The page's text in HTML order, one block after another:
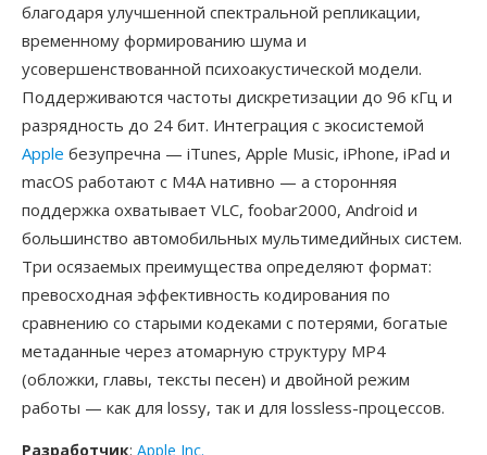
благодаря улучшенной спектральной репликации,
временному формированию шума и
усовершенствованной психоакустической модели.
Поддерживаются частоты дискретизации до 96 кГц и
разрядность до 24 бит. Интеграция с экосистемой
Apple безупречна — iTunes, Apple Music, iPhone, iPad и
macOS работают с M4A нативно — а сторонняя
поддержка охватывает VLC, foobar2000, Android и
большинство автомобильных мультимедийных систем.
Три осязаемых преимущества определяют формат:
превосходная эффективность кодирования по
сравнению со старыми кодеками с потерями, богатые
метаданные через атомарную структуру MP4
(обложки, главы, тексты песен) и двойной режим
работы — как для lossy, так и для lossless-процессов.
Разработчик: Apple Inc.